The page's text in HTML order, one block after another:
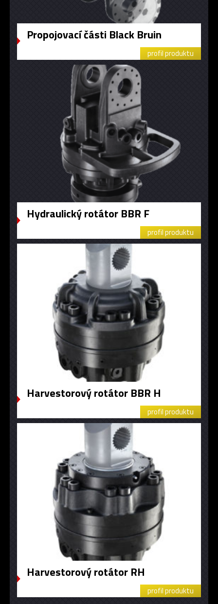
Propojovací části Black Bruin
profil produktu
Hydraulický rotátor BBR F
profil produktu
Harvestorový rotátor BBR H
profil produktu
Harvestorový rotátor RH
profil produktu